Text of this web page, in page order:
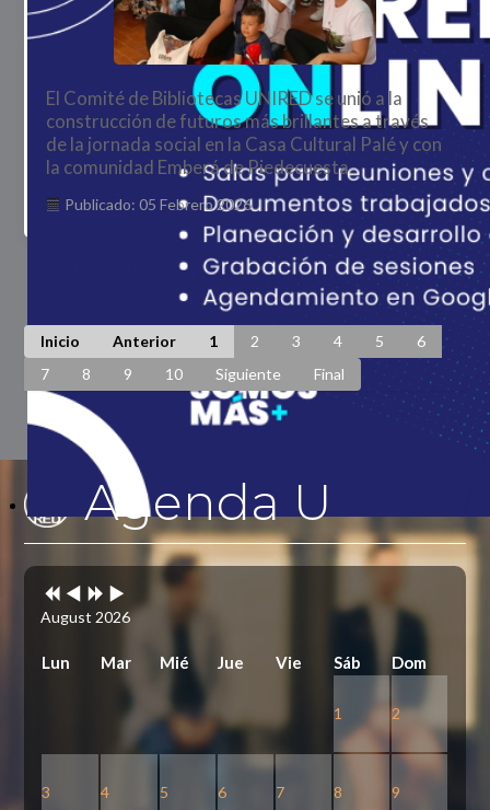
El Comité de Bibliotecas UNIRED se unió a la
construcción de futuros más brillantes a través
de la jornada social en la Casa Cultural Palé y con
la comunidad Emberá de Piedecuesta
Publicado: 05 Febrero 2026
Página 1 de 448
Inicio
Anterior 1 2 3 4 5
6
7
8 9 10 Siguiente Final
Agenda U
Previous
Previous
NextNext
August 2026
Lun Mar Mié Jue Vie Sáb Dom
1 2
3 4 5 6 7 8 9